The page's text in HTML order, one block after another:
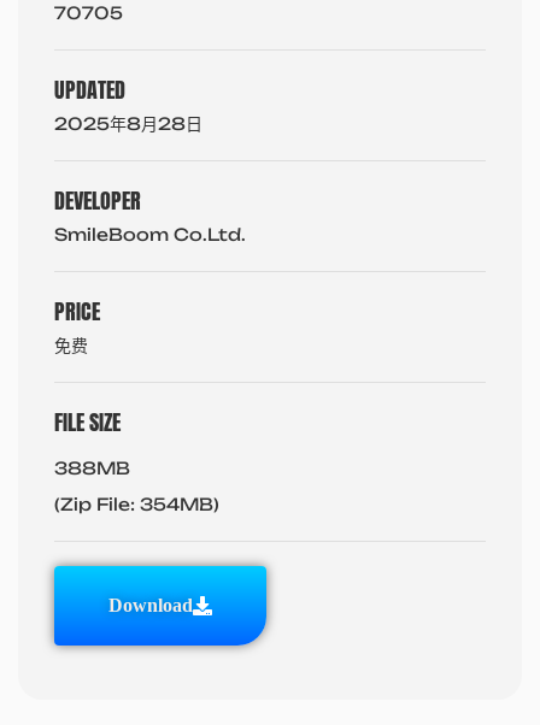
70705
UPDATED
2025年8月28日
DEVELOPER
SmileBoom Co.Ltd.
PRICE
免费
FILE SIZE
388MB
(Zip File: 354MB)
Download